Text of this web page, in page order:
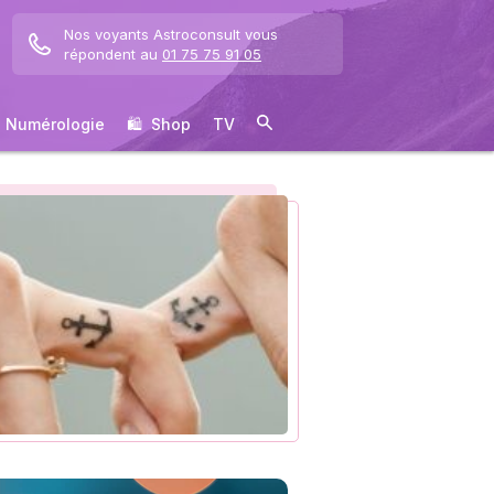
Nos voyants Astroconsult vous
répondent au 01 75 75 91 05
Numérologie 🛍 ️ Shop TV